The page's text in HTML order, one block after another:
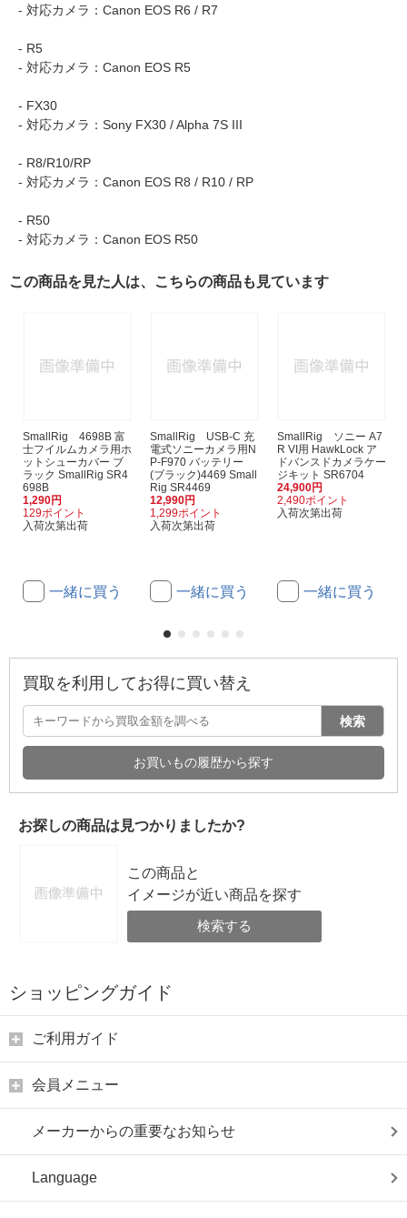
- 対応カメラ：Canon EOS R6 / R7
- R5
- 対応カメラ：Canon EOS R5
- FX30
- 対応カメラ：Sony FX30 / Alpha 7S III
- R8/R10/RP
- 対応カメラ：Canon EOS R8 / R10 / RP
- R50
- 対応カメラ：Canon EOS R50
この商品を見た人は、こちらの商品も見ています
SmallRig 4698B 富
士フイルムカメラ用ホ
ットシューカバー ブ
ラック SmallRig SR4
698B
1,290円
129ポイント
入荷次第出荷
一緒に買う
SmallRig USB-C 充
電式ソニーカメラ用N
P-F970 バッテリー
(ブラック)4469 Small
Rig SR4469
12,990円
1,299ポイント
入荷次第出荷
一緒に買う
SmallRig ソニー A7
R VI用 HawkLock ア
ドバンスドカメラケー
ジキット SR6704
24,900円
2,490ポイント
入荷次第出荷
一緒に買う
買取を利用してお得に買い替え
検索
お買いもの履歴から探す
お探しの商品は見つかりましたか?
この商品と
イメージが近い商品を探す
検索する
ショッピングガイド
ご利用ガイド
会員メニュー
メーカーからの重要なお知らせ
Language